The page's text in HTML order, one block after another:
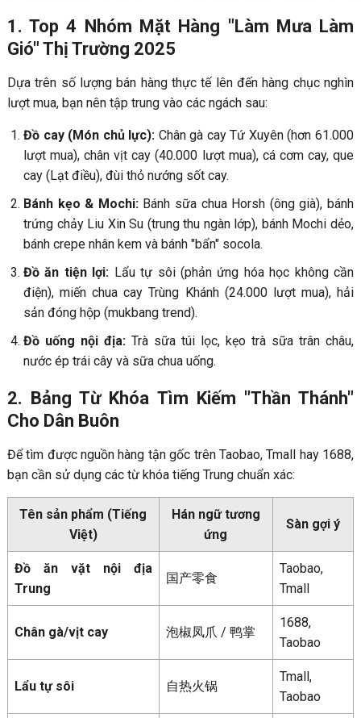
1. Top 4 Nhóm Mặt Hàng "Làm Mưa Làm
Gió" Thị Trường 2025
Dựa trên số lượng bán hàng thực tế lên đến hàng chục nghìn
lượt mua, bạn nên tập trung vào các ngách sau:
Đồ cay (Món chủ lực): Chân gà cay Tứ Xuyên (hơn 61.000
lượt mua), chân vịt cay (40.000 lượt mua), cá cơm cay, que
cay (Lạt điều), đùi thỏ nướng sốt cay.
Bánh kẹo & Mochi:Bánh sữa chua Horsh (ông già), bánh
trứng chảy Liu Xin Su (trung thu ngàn lớp), bánh Mochi dẻo,
bánh crepe nhân kem và bánh "bẩn" socola.
Đồ ăn tiện lợi: Lẩu tự sôi (phản ứng hóa học không cần
điện), miến chua cay Trùng Khánh (24.000 lượt mua), hải
sản đóng hộp (mukbang trend).
Đồ uống nội địa:Trà sữa túi lọc, kẹo trà sữa trân châu,
nước ép trái cây và sữa chua uống.
2. Bảng Từ Khóa Tìm Kiếm "Thần Thánh"
Cho Dân Buôn
Để tìm được nguồn hàng tận gốc trên Taobao, Tmall hay 1688,
bạn cần sử dụng các từ khóa tiếng Trung chuẩn xác:
Tên sản phẩm (Tiếng
Việt)
Hán ngữ tương
ứng
Sàn gợi ý
Đồ ăn vặt nội địa
Trung
国产零食
Taobao,
Tmall
Chân gà/vịt cay 泡椒凤爪 / 鸭掌
1688,
Taobao
Lẩu tự sôi 自热火锅
Tmall,
Taobao